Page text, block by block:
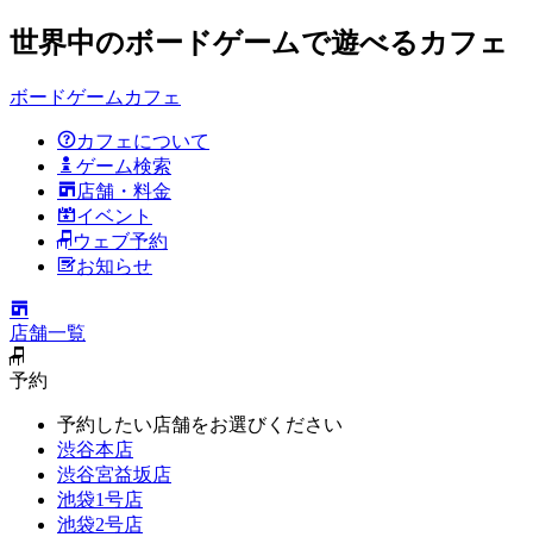
世界中のボードゲームで遊べるカフェ
ボードゲームカフェ
カフェについて
ゲーム検索
店舗・料金
イベント
ウェブ予約
お知らせ
店舗一覧
予約
予約したい店舗をお選びください
渋谷本店
渋谷宮益坂店
池袋1号店
池袋2号店